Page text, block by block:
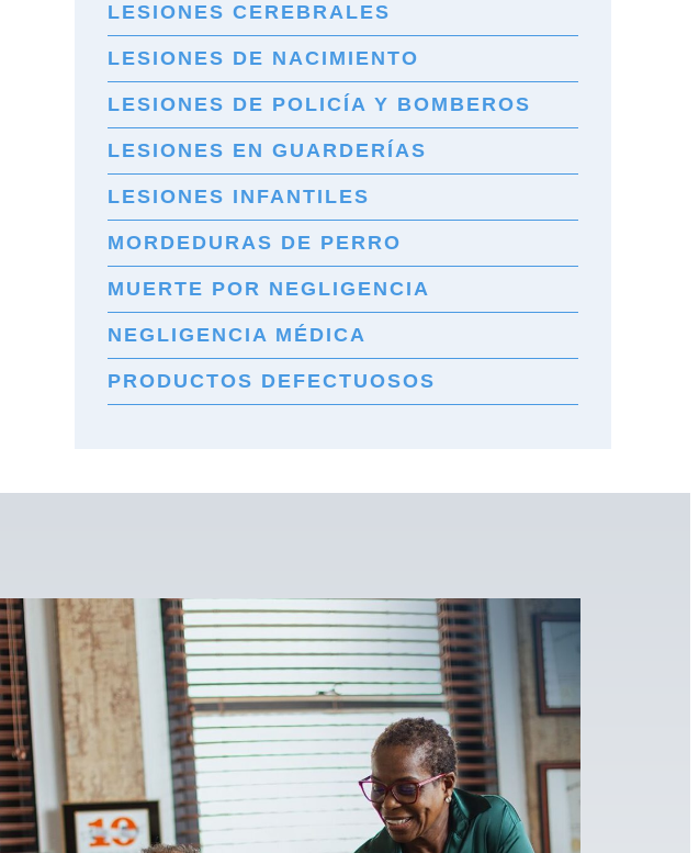
LESIONES CEREBRALES
LESIONES DE NACIMIENTO
LESIONES DE POLICÍA Y BOMBEROS
LESIONES EN GUARDERÍAS
LESIONES INFANTILES
MORDEDURAS DE PERRO
MUERTE POR NEGLIGENCIA
NEGLIGENCIA MÉDICA
PRODUCTOS DEFECTUOSOS